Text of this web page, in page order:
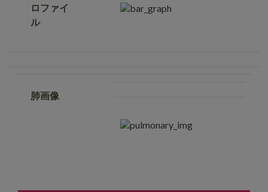
ロファイ
ル
肺画像